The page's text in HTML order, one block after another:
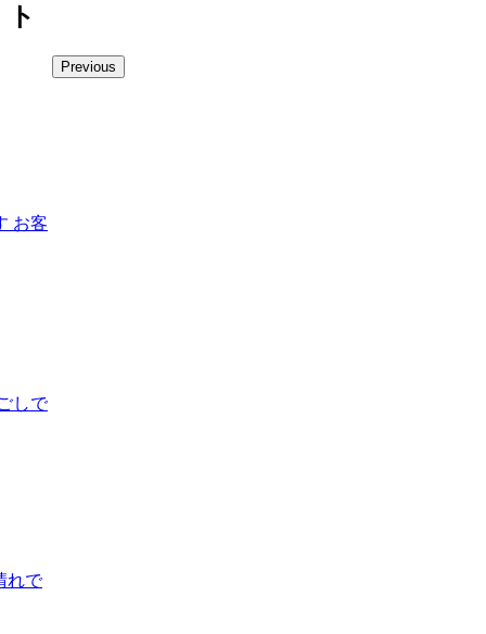
ト
Previous
お客
しで
れで